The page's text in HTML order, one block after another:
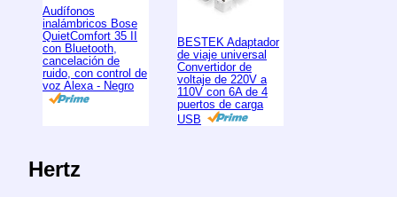
Audífonos
inalámbricos Bose
QuietComfort 35 II
con Bluetooth,
cancelación de
ruido, con control de
voz Alexa - Negro
BESTEK Adaptador
de viaje universal
Convertidor de
voltaje de 220V a
110V con 6A de 4
puertos de carga
USB
Hertz